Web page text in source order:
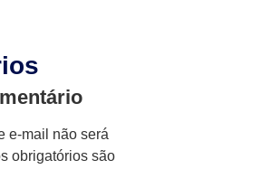
e-mail não será
obrigatórios são